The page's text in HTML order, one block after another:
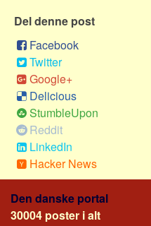
Sverige
Thailand
Italien
Grækenland
USA
Alle
Nøgleord
Bolig
Job
Del denne post
Facebook
Twitter
Google+
Delicious
StumbleUpon
Reddit
LinkedIn
Hacker News
Den danske portal
30004 poster i alt